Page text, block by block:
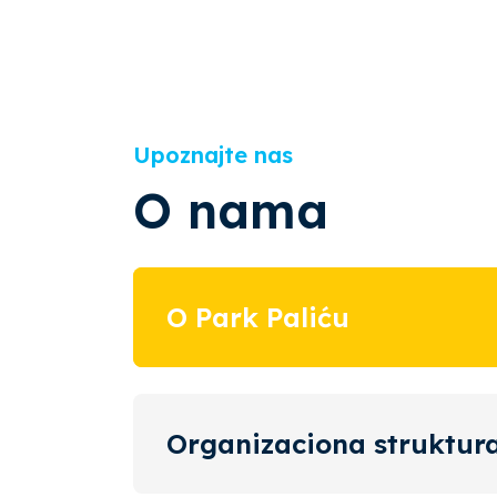
Upoznajte nas
O nama
O Park Paliću
Organizaciona